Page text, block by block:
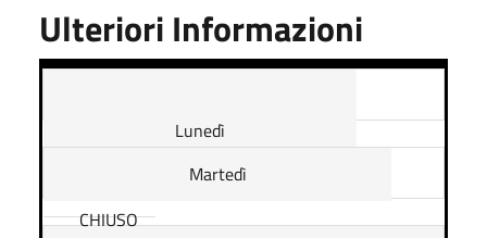
Ulteriori Informazioni
Lunedì
Martedì
CHIUSO